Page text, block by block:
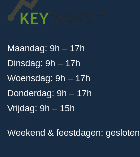
Maandag: 9h – 17h
Dinsdag: 9h – 17h
Woensdag: 9h – 17h
Donderdag: 9h – 17h
Vrijdag: 9h – 15h
Weekend & feestdagen: gesloten